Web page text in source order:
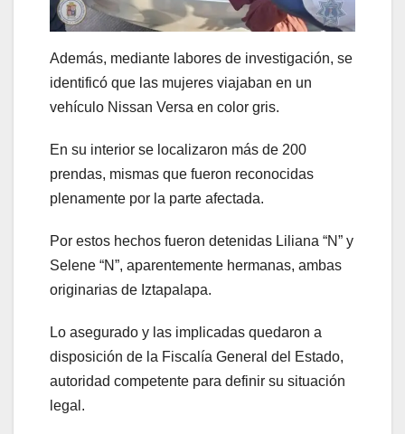
Además, mediante labores de investigación, se
identificó que las mujeres viajaban en un
vehículo Nissan Versa en color gris.
En su interior se localizaron más de 200
prendas, mismas que fueron reconocidas
plenamente por la parte afectada.
Por estos hechos fueron detenidas Liliana “N” y
Selene “N”, aparentemente hermanas, ambas
originarias de Iztapalapa.
Lo asegurado y las implicadas quedaron a
disposición de la Fiscalía General del Estado,
autoridad competente para definir su situación
legal.